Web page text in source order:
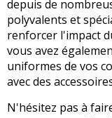
depuis de
polyvalents et
renforcer l'impact
vous avez
uniformes de vos
avec des
N'hésitez pas à